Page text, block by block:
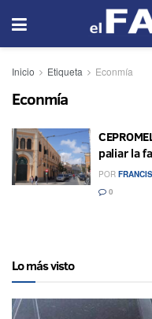
Inicio Etiqueta Econmía
Econmía
paliar la
POR
0
Lo más visto